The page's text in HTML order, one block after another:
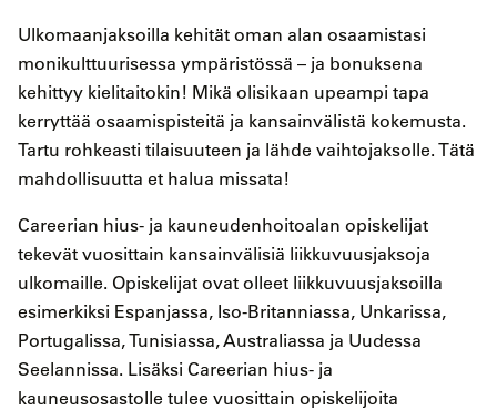
Ulkomaanjaksoilla kehität oman alan osaamistasi
monikulttuurisessa ympäristössä – ja bonuksena
kehittyy kielitaitokin! Mikä olisikaan upeampi tapa
kerryttää osaamispisteitä ja kansainvälistä kokemusta.
Tartu rohkeasti tilaisuuteen ja lähde vaihtojaksolle. Tätä
mahdollisuutta et halua missata!
Careerian hius- ja kauneudenhoitoalan opiskelijat
tekevät vuosittain kansainvälisiä liikkuvuusjaksoja
ulkomaille. Opiskelijat ovat olleet liikkuvuusjaksoilla
esimerkiksi Espanjassa, Iso-Britanniassa, Unkarissa,
Portugalissa, Tunisiassa, Australiassa ja Uudessa
Seelannissa. Lisäksi Careerian hius- ja
kauneusosastolle tulee vuosittain opiskelijoita